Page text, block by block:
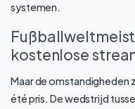
systemen.
kostenlose
Maar de omstandigheden
été pris. De wedstrijd